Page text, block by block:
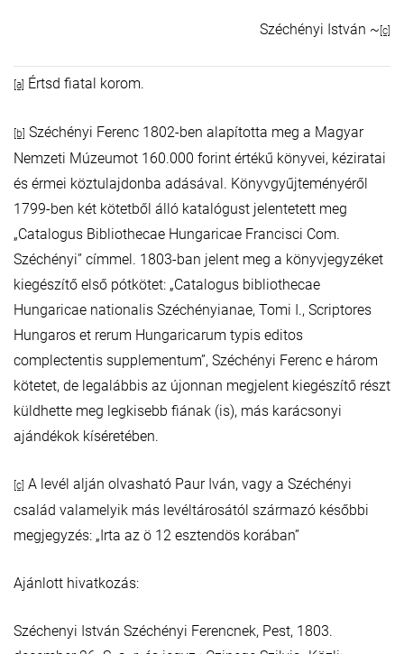
Széchényi István ~ [c]
[a] Értsd fiatal korom.
[b] Széchényi Ferenc 1802-ben alapította meg a Magyar
Nemzeti Múzeumot 160.000 forint értékű könyvei, kéziratai
és érmei köztulajdonba adásával. Könyvgyűjteményéről
1799-ben két kötetből álló katalógust jelentetett meg
„Catalogus Bibliothecae Hungaricae Francisci Com.
Széchényi” címmel. 1803-ban jelent meg a könyvjegyzéket
kiegészítő első pótkötet: „Catalogus bibliothecae
Hungaricae nationalis Széchényianae, Tomi I., Scriptores
Hungaros et rerum Hungaricarum typis editos
complectentis supplementum”, Széchényi Ferenc e három
kötetet, de legalábbis az újonnan megjelent kiegészítő részt
küldhette meg legkisebb fiának (is), más karácsonyi
ajándékok kíséretében.
[c] A levél alján olvasható Paur Iván, vagy a Széchényi
család valamelyik más levéltárosától származó későbbi
megjegyzés: „Irta az ö 12 esztendös korában”
Ajánlott hivatkozás:
Széchenyi István Széchényi Ferencnek, Pest, 1803.